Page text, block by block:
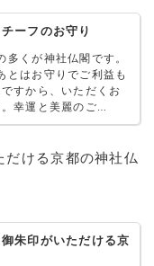
ーフのお守り
くが神社仏閣です。
とはお守りでご利益も
すから、いただくお
幸運と美麗のご…
だける京都の神社仏
朱印がいただける京